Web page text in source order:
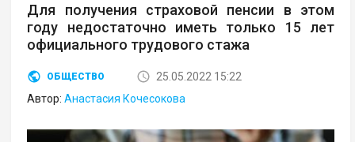
Для получения страховой пенсии в этом
году недостаточно иметь только 15 лет
официального трудового стажа
ОБЩЕСТВО
25.05.2022 15:22
Автор:Анастасия Кочесокова